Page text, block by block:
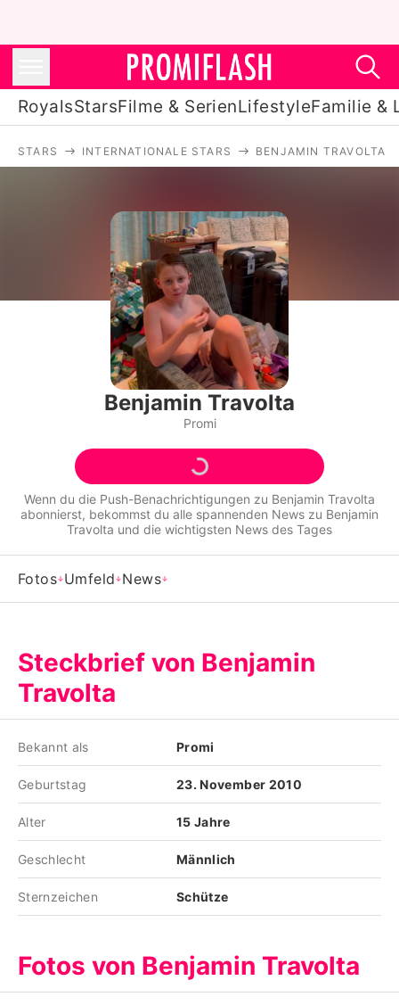
RoyalsStarsFilme & SerienLifestyleFamilie &
Filme & Serien
Lifestyle
Familie & Liebe
Promiflash Exklusiv
Alle Themen auf Promiflash
Jobs
App runterladen
Team
Impressum
Nutzungsbedingungen
Utiq verwalten
STARS INTERNATIONALE STARS BENJAMIN TRAVOLTA
Benjamin Travolta
Promi
Wenn du die Push-Benachrichtigungen zu Benjamin Travolta
abonnierst, bekommst du alle spannenden News zu Benjamin
Travolta und die wichtigsten News des Tages
Fotos Umfeld News
Steckbrief von Benjamin
Travolta
Bekannt als Promi
Geburtstag 23. November 2010
Alter 15 Jahre
Geschlecht Männlich
Sternzeichen Schütze
Fotos von Benjamin Travolta